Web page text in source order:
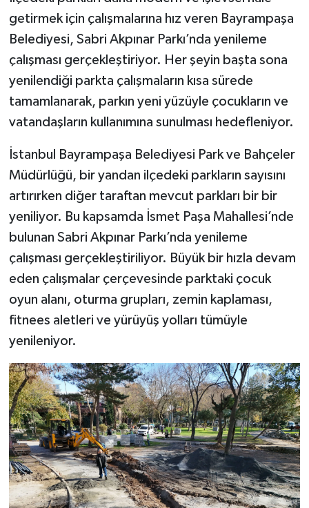
getirmek için çalışmalarına hız veren Bayrampaşa
Belediyesi, Sabri Akpınar Parkı’nda yenileme
çalışması gerçekleştiriyor. Her şeyin başta sona
yenilendiği parkta çalışmaların kısa sürede
tamamlanarak, parkın yeni yüzüyle çocukların ve
vatandaşların kullanımına sunulması hedefleniyor.
İstanbul Bayrampaşa Belediyesi Park ve Bahçeler
Müdürlüğü, bir yandan ilçedeki parkların sayısını
artırırken diğer taraftan mevcut parkları bir bir
yeniliyor. Bu kapsamda İsmet Paşa Mahallesi’nde
bulunan Sabri Akpınar Parkı’nda yenileme
çalışması gerçekleştiriliyor. Büyük bir hızla devam
eden çalışmalar çerçevesinde parktaki çocuk
oyun alanı, oturma grupları, zemin kaplaması,
fitnees aletleri ve yürüyüş yolları tümüyle
yenileniyor.